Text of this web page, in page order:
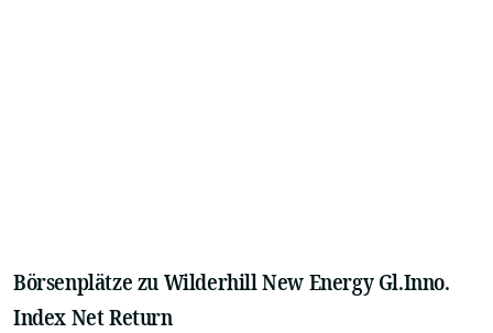
Börsenplätze zu Wilderhill New Energy Gl.Inno.
Index Net Return